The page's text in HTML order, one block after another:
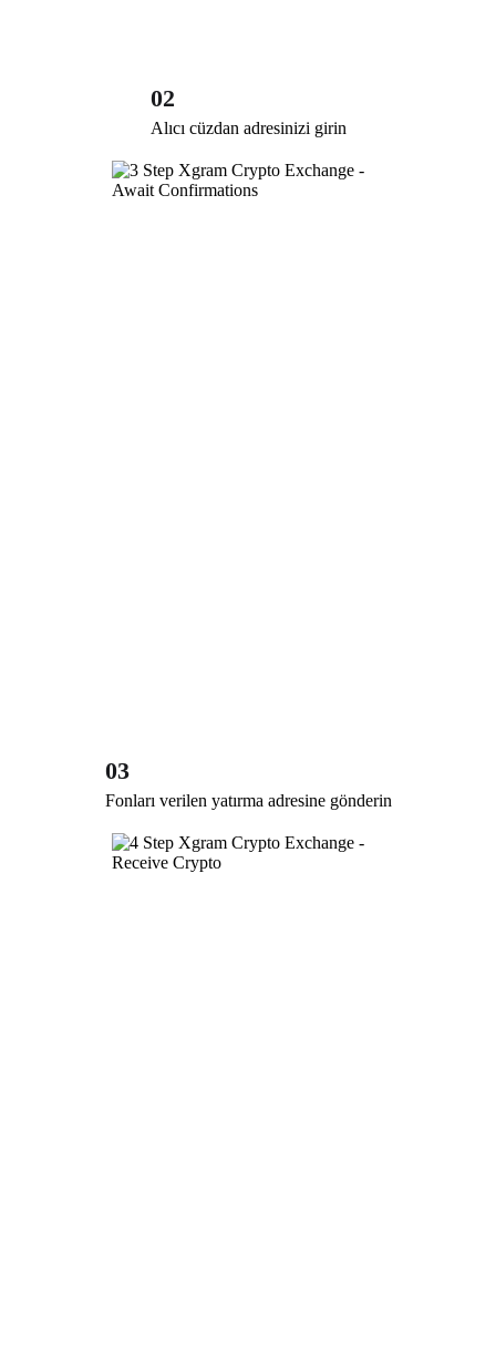
02
Alıcı cüzdan adresinizi girin
03
Fonları verilen yatırma adresine gönderin